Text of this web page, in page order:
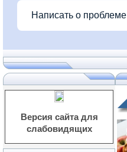
Написать о проблеме
Версия сайта для
слабовидящих